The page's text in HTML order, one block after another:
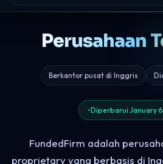
Perusahaan
Berkantor pusat di Inggris
Diperbarui January
FundedFirm adalah
proprietary yang berbasis di